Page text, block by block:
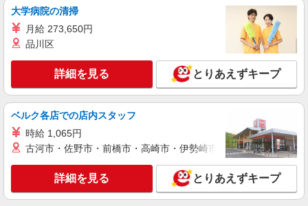
基本時給1250円・深夜時給1563円 ※交通費全
額支給（規定あり） 【月収例】26.7万円（20日勤
キープ 詳細を見る
大学病院の清掃
月給 273,650円
品川区
詳細を見る とりあえずキープ
ベルク各店での店内スタッフ
時給 1,065円
古河市・佐野市・前橋市・高崎市・伊勢崎市・太田市・館林市
詳細を見る とりあえずキープ